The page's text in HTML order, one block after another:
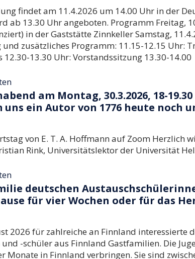
findet am 11.4.2026 um 14.00 Uhr in der
ab 13.30 Uhr angeboten. Programm Freitag,
in der Gaststätte Zinnkeller Samstag,
zusätzliches Programm: 11.15-12.15 Uhr:
13.30 Uhr: Vorstandssitzung 13.30-14.00
am Montag, 30.3.2026, 18-19.30
uns ein Autor von 1776 heute noch
von E. T. A. Hoffmann auf Zoom Herzlich
Rink, Universitätslektor der Universität
deutschen
für vier Wochen oder für das
2026 für zahlreiche an Finnland interessierte
-schüler aus Finnland Gastfamilien. Die
Monate in Finnland verbringen. Sie sind